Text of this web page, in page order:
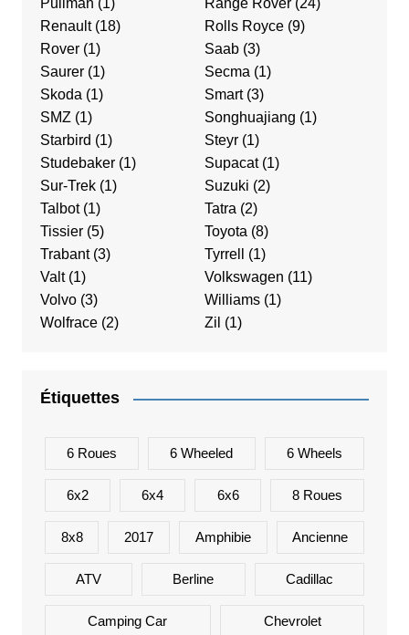
Pullman (1) Range Rover(24)
Renault(18) Rolls Royce(9)
Rover(1) Saab(3)
Saurer(1) Secma (1)
Skoda (1) Smart(3)
SMZ (1) Songhuajiang (1)
Starbird (1) Steyr(1)
Studebaker(1) Supacat(1)
Sur-Trek(1) Suzuki (2)
Talbot(1) Tatra (2)
Tissier(5) Toyota (8)
Trabant(3) Tyrrell
(1)
Valt(1) Volkswagen (11)
Volvo(3) Williams(1)
Wolfrace(2) Zil (1)
Étiquettes
6 Roues 6 Wheeled 6 Wheels
6x2 6x4 6x6 8 Roues
8x8 2017 Amphibie Ancienne
ATV Berline Cadillac
Camping Car Chevrolet